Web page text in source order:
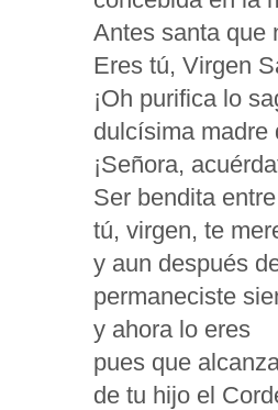
Antes santa que
Eres tú, Virgen
¡Oh purifica lo
dulcísima madre
¡Señora,
Ser bendita
tú, virgen, te
y aun después
permaneciste
y ahora lo eres
pues que
de tu hijo el